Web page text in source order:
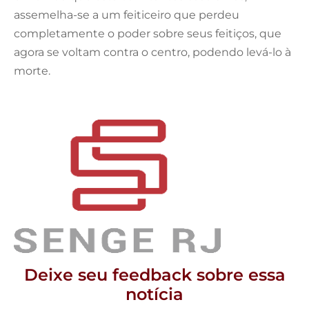
assemelha-se a um feiticeiro que perdeu
completamente o poder sobre seus feitiços, que
agora se voltam contra o centro, podendo levá-lo à
morte.
Deixe seu feedback sobre essa
notícia